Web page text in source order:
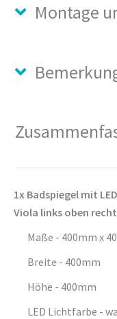
Montage
1x Badspiegel mit
Viola links oben
Maße - 400mm x
Breite - 400mm
Höhe - 400mm
LED Lichtfarbe -